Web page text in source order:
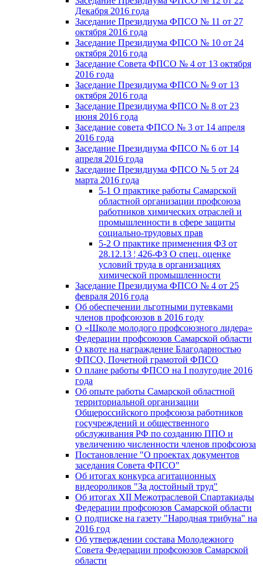
Декабря 2016 года
Заседание Президиума ФПСО № 11 от 27
октября 2016 года
Заседание Президиума ФПСО № 10 от 24
октября 2016 года
Заседание Совета ФПСО № 4 от 13 октября
2016 года
Заседание Президиума ФПСО № 9 от 13
октября 2016 года
Заседание Президиума ФПСО № 8 от 23
июня 2016 года
Заседание совета ФПСО № 3 от 14 апреля
2016 года
Заседание Президиума ФПСО № 6 от 14
апреля 2016 года
Заседание Президиума ФПСО № 5 от 24
марта 2016 года
5-1 О практике работы Самарской
областной организации профсоюза
работников химических отраслей и
промышленности в сфере защиты
социально-трудовых прав
5-2 О практике применения ФЗ от
28.12.13 ¦ 426-ФЗ О спец. оценке
условий труда в организациях
химической промышленности
Заседание Президиума ФПСО № 4 от 25
февраля 2016 года
Об обеспечении льготными путевками
членов профсоюзов в 2016 году
О «Школе молодого профсоюзного лидера»
Федерации профсоюзов Самарской области
О квоте на награждение Благодарностью
ФПСО, Почетной грамотой ФПСО
О плане работы ФПСО на I полугодие 2016
года
Об опыте работы Самарской областной
территориальной организации
Общероссийского профсоюза работников
госучреждений и общественного
обслуживания РФ по созданию ППО и
увеличению численности членов профсоюза
Постановление "О проектах документов
заседания Совета ФПСО"
Об итогах конкурса агитационных
видеороликов "За достойный труд"
Об итогах XII Межотраслевой Спартакиады
Федерации профсоюзов Самарской области
О подписке на газету "Народная трибуна" на
2016 год
Об утверждении состава Молодежного
Совета Федерации профсоюзов Самарской
области